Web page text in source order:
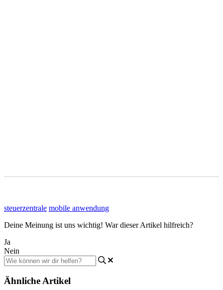
steuerzentrale mobile anwendung
Deine Meinung ist uns wichtig! War dieser Artikel hilfreich?
Ja
Nein
Ähnliche Artikel